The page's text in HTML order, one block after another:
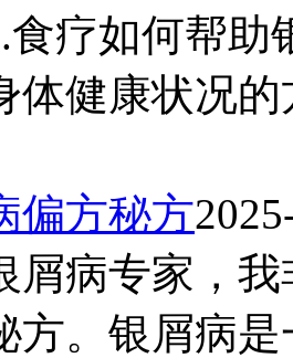
食疗如何帮助
体健康状况
偏方秘方
屑病专家，
方。银屑病